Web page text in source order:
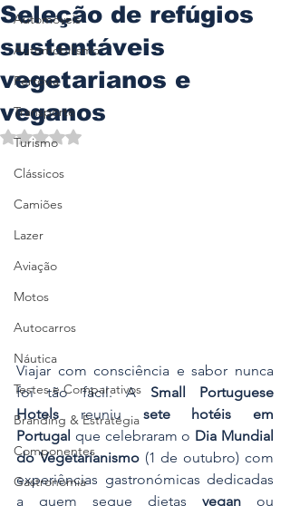
Automóveis
Automobilismo
Ferrovia
Transporte
Turismo
Clássicos
Camiões
Lazer
Aviação
Motos
Autocarros
Náutica
Testes e Comparativos
Branding & Estratégia
Componentes
Gastronomia
Seleção de refúgios
sustentáveis
vegetarianos e
veganos
Avaliado com NaN de 5 estrelas.
Viajar com consciência e sabor nunca
foi tão fácil. A Small Portuguese
Hotels reuniu sete hotéis em
Portugal que celebraram o Dia Mundial
do Vegetarianismo (1 de outubro) com
experiências gastronómicas dedicadas
a quem segue dietas vegan